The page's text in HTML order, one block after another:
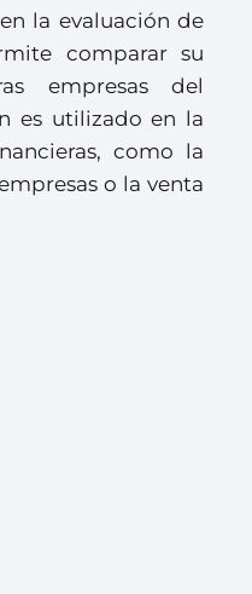
la evaluación de
comparar su
empresas del
es utilizado en la
como la
o la venta